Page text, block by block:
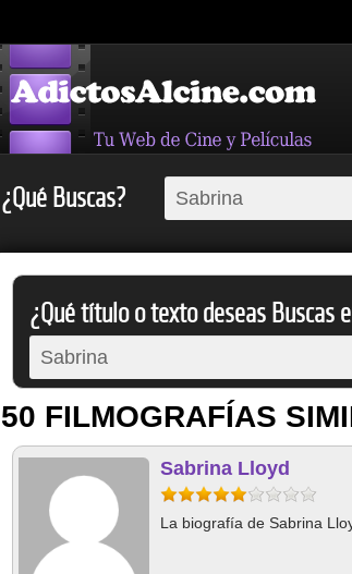
¿Qué Buscas?
¿Qué título o texto deseas Buscas
50 FILMOGRAFÍAS
Sabrina Lloyd
La biografía de Sabrina